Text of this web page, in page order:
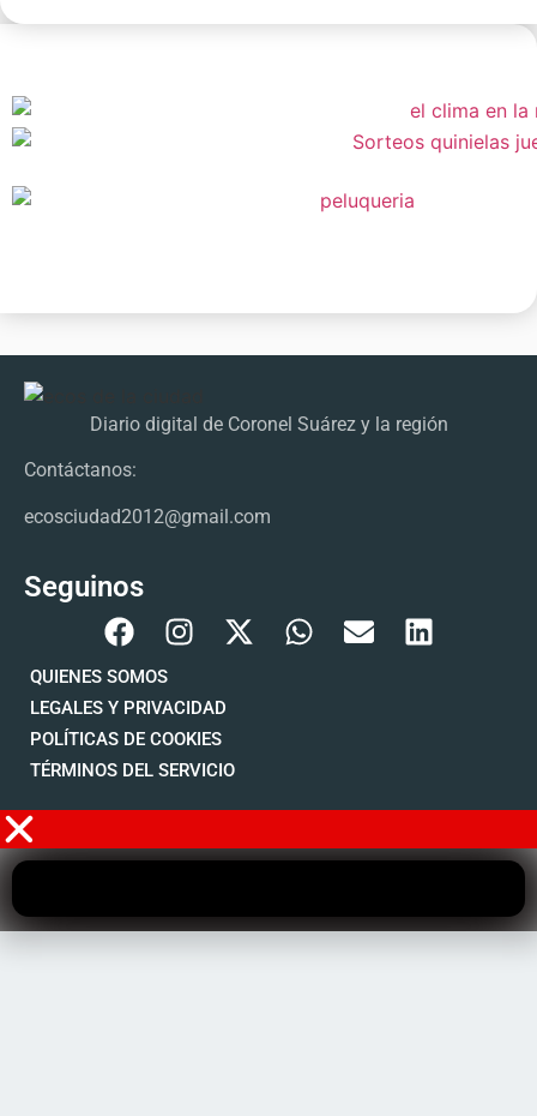
Diario digital de Coronel Suárez y la región
Contáctanos:
ecosciudad2012@gmail.com
Seguinos
QUIENES SOMOS
LEGALES Y PRIVACIDAD
POLÍTICAS DE COOKIES
TÉRMINOS DEL SERVICIO